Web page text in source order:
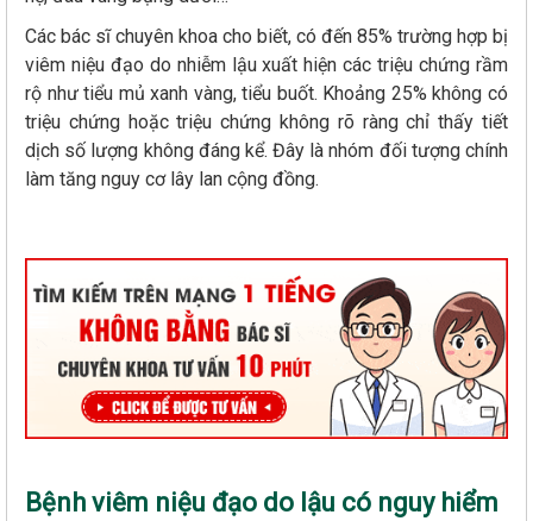
Các bác sĩ chuyên khoa cho biết, có đến 85% trường hợp bị
viêm niệu đạo do nhiễm lậu xuất hiện các triệu chứng rầm
rộ như tiểu mủ xanh vàng, tiểu buốt. Khoảng 25% không có
triệu chứng hoặc triệu chứng không rõ ràng chỉ thấy tiết
dịch số lượng không đáng kể. Đây là nhóm đối tượng chính
làm tăng nguy cơ lây lan cộng đồng.
Bệnh viêm niệu đạo do lậu có nguy hiểm